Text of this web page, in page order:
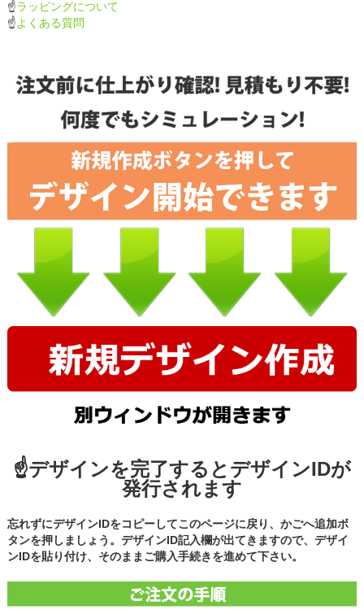
☝ラッピングについて
☝よくある質問
☝デザインを完了するとデザインIDが
発行されます
忘れずにデザインIDをコピーしてこのページに戻り、かごへ追加ボ
タンを押しましょう。デザインID記入欄が出てきますので、デザイ
ンIDを貼り付け、そのままご購入手続きを進めて下さい。